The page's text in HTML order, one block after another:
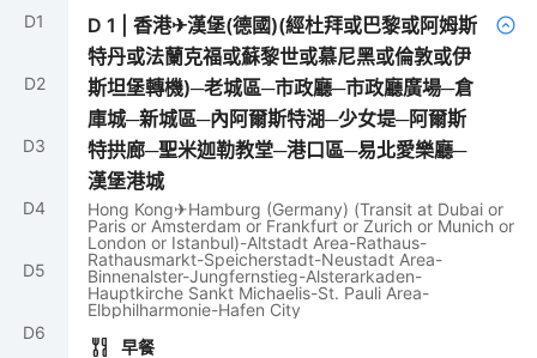
D1
D2
D3
D4
D5
D6
D1 |香港✈漢堡(德國)(經杜拜或巴黎或阿姆斯
特丹或法蘭克福或蘇黎世或慕尼黑或倫敦或伊
斯坦堡轉機)─老城區─市政廳─市政廳廣場─倉
庫城─新城區─內阿爾斯特湖─少女堤─阿爾斯
特拱廊─聖米迦勒教堂─港口區─易北愛樂廳─
漢堡港城
Hong Kong✈Hamburg (Germany) (Transit at Dubai or
Paris or Amsterdam or Frankfurt or Zurich or Munich or
London or Istanbul)-Altstadt Area-Rathaus-
Rathausmarkt-Speicherstadt-Neustadt Area-
Binnenalster-Jungfernstieg-Alsterarkaden-
Hauptkirche Sankt Michaelis-St. Pauli Area-
Elbphilharmonie-Hafen City
早餐